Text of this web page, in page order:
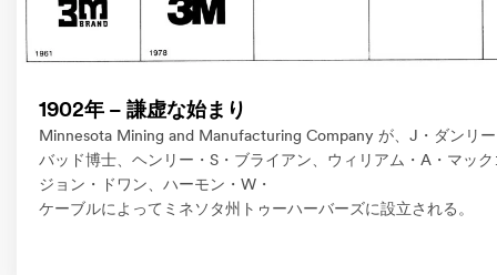
1902年 – 謙虚な始まり
Minnesota Mining and Manufacturing Company が、J・ダンリ
バッド博士、ヘンリー・S・ブライアン、ウィリアム・A・マッ
ジョン・ドワン、ハーモン・W・
ケーブルによってミネソタ州トゥーハーバーズに設立される。